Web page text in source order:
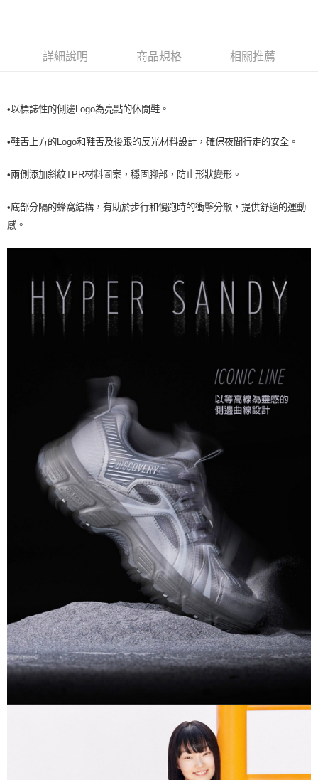
7-11取貨付款<未取貨列黑名單/不支援離島取退>
每筆NT$60，滿NT$990(含以上)免運費
宅配
詳細說明 商品規格 相關推薦
•以標誌性的側邊Logo為亮點的休閒鞋。
•鞋舌上方的Logo和鞋舌及後跟的反光材料設計，確保夜間行走的安全。
•兩側添加斜紋TPR材料圖案，穩固腳部，防止形狀變形。
•底部分隔的蜂窩結構，有助於步行和慢跑時的衝擊分散，提供舒適的運動
感。